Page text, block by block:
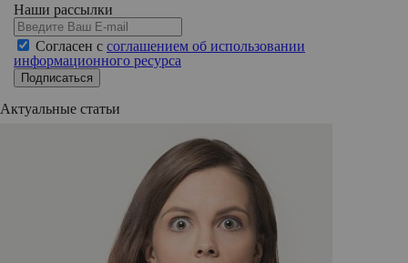
Наши рассылки
Согласен с соглашением об использовании
информационного ресурса
Подписаться
Актуальные статьи